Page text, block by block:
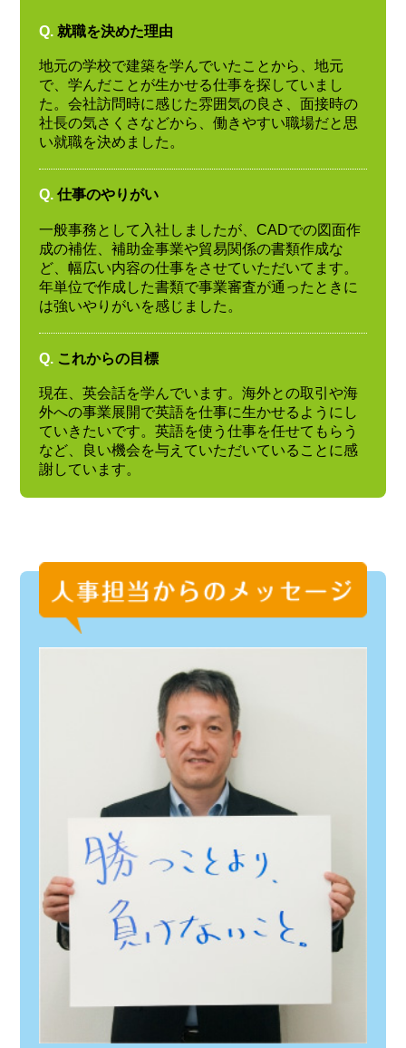
Q. 就職を決めた理由
地元の学校で建築を学んでいたことから、地元
で、学んだことが生かせる仕事を探していまし
た。会社訪問時に感じた雰囲気の良さ、面接時の
社長の気さくさなどから、働きやすい職場だと思
い就職を決めました。
Q. 仕事のやりがい
一般事務として入社しましたが、CADでの図面作
成の補佐、補助金事業や貿易関係の書類作成な
ど、幅広い内容の仕事をさせていただいてます。
年単位で作成した書類で事業審査が通ったときに
は強いやりがいを感じました。
Q. これからの目標
現在、英会話を学んでいます。海外との取引や海
外への事業展開で英語を仕事に生かせるようにし
ていきたいです。英語を使う仕事を任せてもらう
など、良い機会を与えていただいていることに感
謝しています。